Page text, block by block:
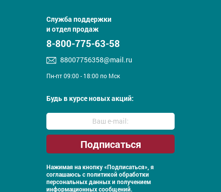
Служба поддержки
и отдел продаж
8-800-775-63-58
88007756358@mail.ru
Пн-пт 09:00 - 18:00 по Мск
Будь в курсе новых акций:
Нажимая на кнопку «Подписаться», я
соглашаюсь с политикой обработки
персональных данных и получением
информационных сообщений.